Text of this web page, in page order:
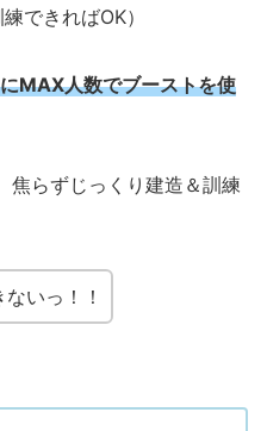
できればOK）
MAX人数でブーストを使
焦らずじっくり建造＆訓練
いっ！！